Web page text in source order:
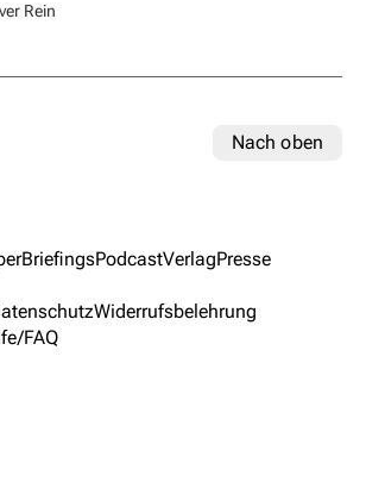
Rein
Nach oben
BriefingsPodcastVerlagPresse
Widerrufsbelehrung
FAQ